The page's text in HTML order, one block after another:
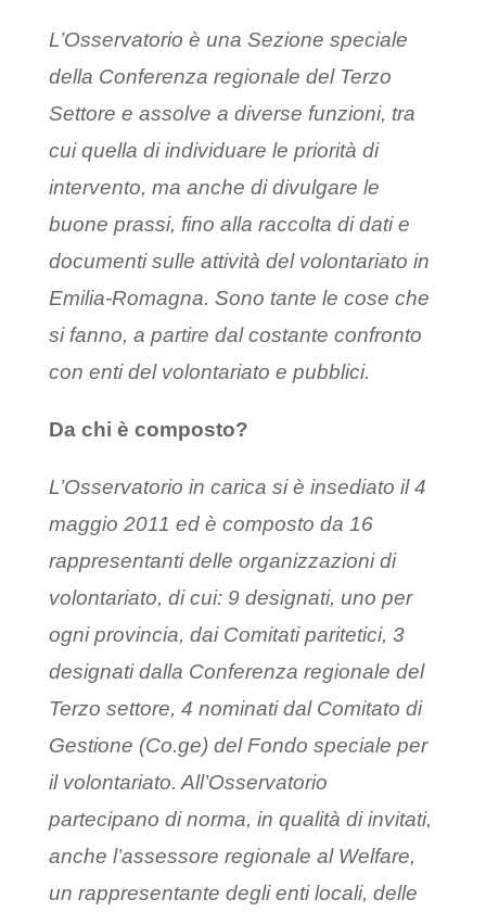
L’Osservatorio è una Sezione speciale
della Conferenza regionale del Terzo
Settore e assolve a diverse funzioni, tra
cui quella di individuare le priorità di
intervento, ma anche di divulgare le
buone prassi, fino alla raccolta di dati e
documenti sulle attività del volontariato in
Emilia-Romagna. Sono tante le cose che
si fanno, a partire dal costante confronto
con enti del volontariato e pubblici.
Da chi è composto?
L’Osservatorio in carica si è insediato il 4
maggio 2011 ed è composto da 16
rappresentanti delle organizzazioni di
volontariato, di cui: 9 designati, uno per
ogni provincia, dai Comitati paritetici, 3
designati dalla Conferenza regionale del
Terzo settore, 4 nominati dal Comitato di
Gestione (Co.ge) del Fondo speciale per
il volontariato. All’Osservatorio
partecipano di norma, in qualità di invitati,
anche l’assessore regionale al Welfare,
un rappresentante degli enti locali, delle